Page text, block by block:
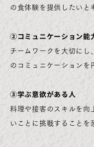
の食体験を提供したいと
②コミュニケーション能
チームワークを大切にし
のコミュニケーションを
③学ぶ意欲がある人
料理や接客のスキルを向
いことに挑戦することを